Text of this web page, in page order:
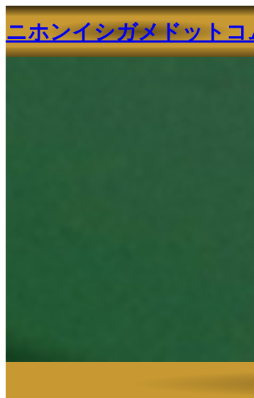
ニホンイシガメドットコ